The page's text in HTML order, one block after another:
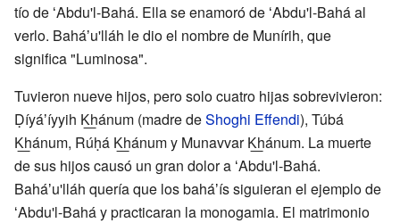
tío de ʻAbdu'l-Bahá. Ella se enamoró de ʻAbdu'l-Bahá al
verlo. Baháʼu'lláh le dio el nombre de Munírih, que
significa "Luminosa".
Tuvieron nueve hijos, pero solo cuatro hijas sobrevivieron:
Ḍíyáʼíyyih K͟hánum (madre deShoghi Effendi), Túbá
K͟hánum, Rúḥá K͟hánum y Munavvar K͟hánum. La muerte
de sus hijos causó un gran dolor a ʻAbdu'l-Bahá.
Baháʼu'lláh quería que los baháʼís siguieran el ejemplo de
ʻAbdu'l-Bahá y practicaran la monogamia. El matrimonio